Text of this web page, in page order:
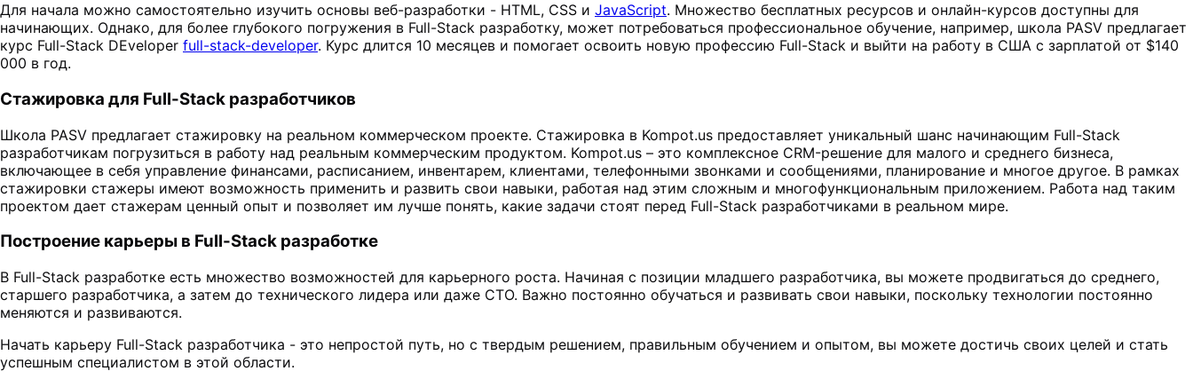
Для начала можно самостоятельно изучить основы веб-разработки - HTML, CSS и JavaScript. Множество бесплатных ресурсов и онлайн-курсов доступны для
начинающих. Однако, для более глубокого погружения в Full-Stack разработку, может потребоваться профессиональное обучение, например, школа PASV предлагает
курс Full-Stack DEveloper full-stack-developer. Курс длится 10 месяцев и помогает освоить новую профессию Full-Stack и выйти на работу в США с зарплатой от $140
000 в год.
Стажировка для Full-Stack разработчиков
Школа PASV предлагает стажировку на реальном коммерческом проекте. Стажировка в Kompot.us предоставляет уникальный шанс начинающим Full-Stack
разработчикам погрузиться в работу над реальным коммерческим продуктом. Kompot.us – это комплексное CRM-решение для малого и среднего бизнеса,
включающее в себя управление финансами, расписанием, инвентарем, клиентами, телефонными звонками и сообщениями, планирование и многое другое. В рамках
стажировки стажеры имеют возможность применить и развить свои навыки, работая над этим сложным и многофункциональным приложением. Работа над таким
проектом дает стажерам ценный опыт и позволяет им лучше понять, какие задачи стоят перед Full-Stack разработчиками в реальном мире.
Построение карьеры в Full-Stack разработке
В Full-Stack разработке есть множество возможностей для карьерного роста. Начиная с позиции младшего разработчика, вы можете продвигаться до среднего,
старшего разработчика, а затем до технического лидера или даже CTO. Важно постоянно обучаться и развивать свои навыки, поскольку технологии постоянно
меняются и развиваются.
Начать карьеру Full-Stack разработчика - это непростой путь, но с твердым решением, правильным обучением и опытом, вы можете достичь своих целей и стать
успешным специалистом в этой области.